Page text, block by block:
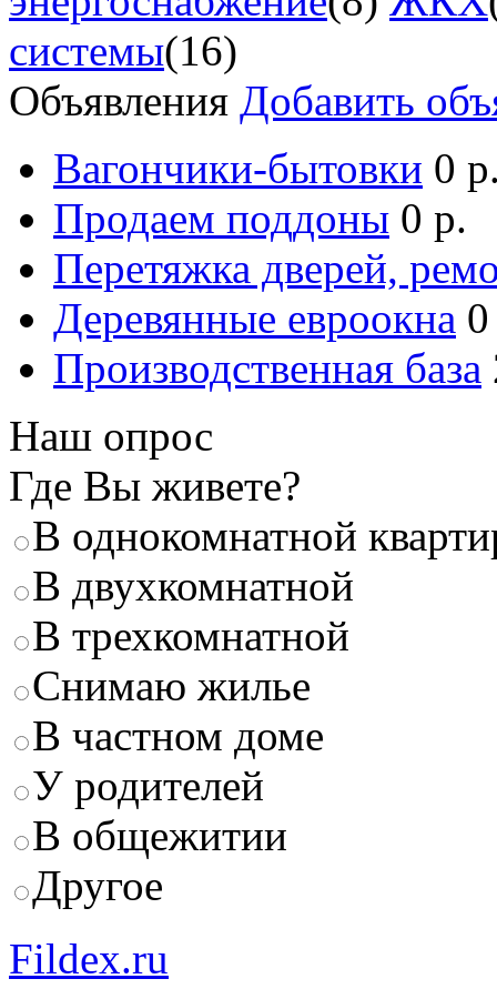
системы(16)
Объявления Добавить
Вагончики-бытовки 0
Продаем поддоны 0 р.
Перетяжка дверей,
Деревянные евроокна
Производственная база
Наш опрос
Где Вы живете?
В однокомнатной
В двухкомнатной
В трехкомнатной
Снимаю жилье
В частном доме
У родителей
В общежитии
Другое
Fildex.ru